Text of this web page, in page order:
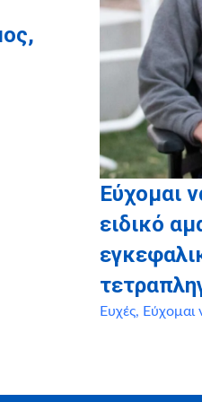
Εύχομαι
ειδικό
Ευχές,